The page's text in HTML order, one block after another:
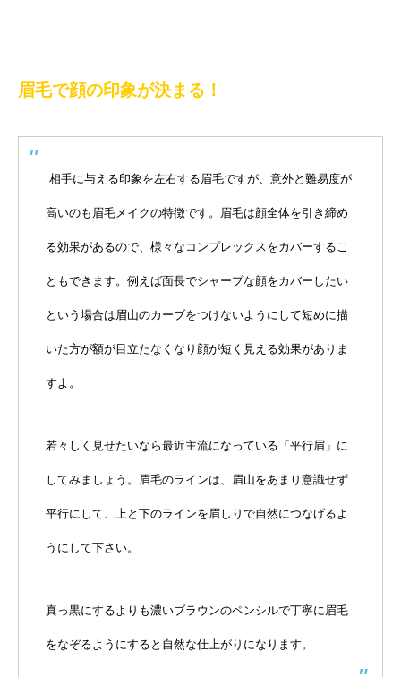
眉毛で顔の印象が決まる！
相手に与える印象を左右する眉毛ですが、意外と難易度が
高いのも眉毛メイクの特徴です。眉毛は顔全体を引き締め
る効果があるので、様々なコンプレックスをカバーするこ
ともできます。例えば面長でシャープな顔をカバーしたい
という場合は眉山のカーブをつけないようにして短めに描
いた方が額が目立たなくなり顔が短く見える効果がありま
すよ。
若々しく見せたいなら最近主流になっている「平行眉」に
してみましょう。眉毛のラインは、眉山をあまり意識せず
平行にして、上と下のラインを眉しりで自然につなげるよ
うにして下さい。
真っ黒にするよりも濃いブラウンのペンシルで丁寧に眉毛
をなぞるようにすると自然な仕上がりになります。